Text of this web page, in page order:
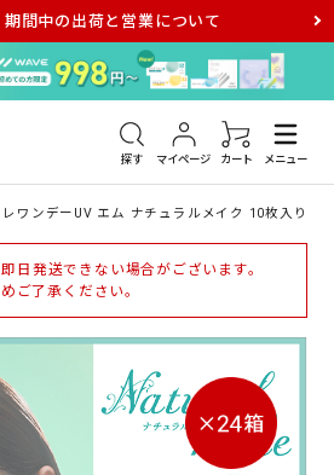
間中の出荷と営業について
探す マイページ カート メニュー
ュー メダリスト メガネ
レワンデーUV エム ナチュラルメイク 10枚入り（
日発送できない場合がございます。
ご了承ください。